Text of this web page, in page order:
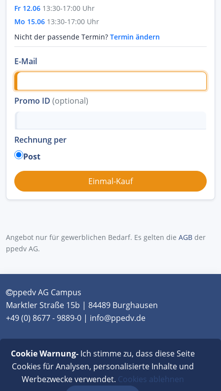
Fr 12.06 13:30-17:00 Uhr
Mo 15.06 13:30-17:00 Uhr
Nicht der passende Termin? Termin ändern
E-Mail
Promo ID (optional)
Rechnung per
Post
Angebot nur für gewerblichen Bedarf. Es gelten die AGB der
ppedv AG.
ppedv AG Campus
Marktler Straße 15b | 84489 Burghausen
+49 (0) 8677 - 9889-0 | info@ppedv.de
Classroom
|Impressum|Datenschutz|FAQ
Cookie Warnung-Ich stimme zu, dass diese Seite
Cookies für Analysen, personalisierte Inhalte und
Werbezwecke verwendet. Cookies ablehnen